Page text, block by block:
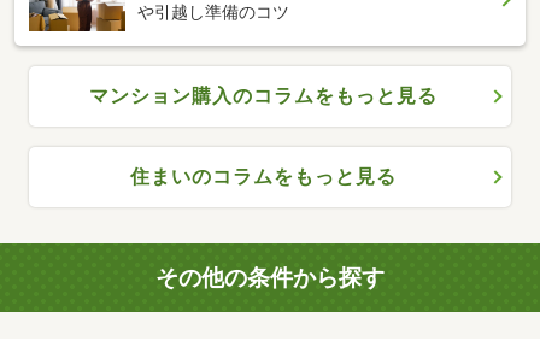
や引越し準備のコツ
マンション購入のコラムをもっと見る
住まいのコラムをもっと見る
その他の条件から探す